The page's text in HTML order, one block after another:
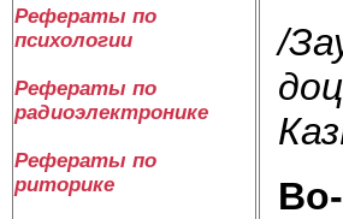
Рефераты по
психологии
Рефераты по
радиоэлектронике
Рефераты по
риторике
/